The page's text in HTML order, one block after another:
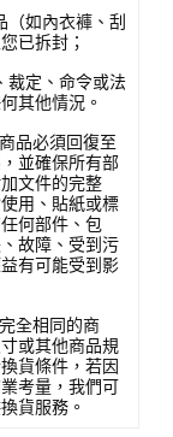
（如內衣褲、刮
已拆封；
裁定、命令或法
其他情況。
品必須回復至
並確保所有部
文件的完整
用、貼紙或標
何部件、包
故障、受到污
有可能受到影
全相同的商
或其他商品規
貨條件，若因
考量，我們可
貨服務。